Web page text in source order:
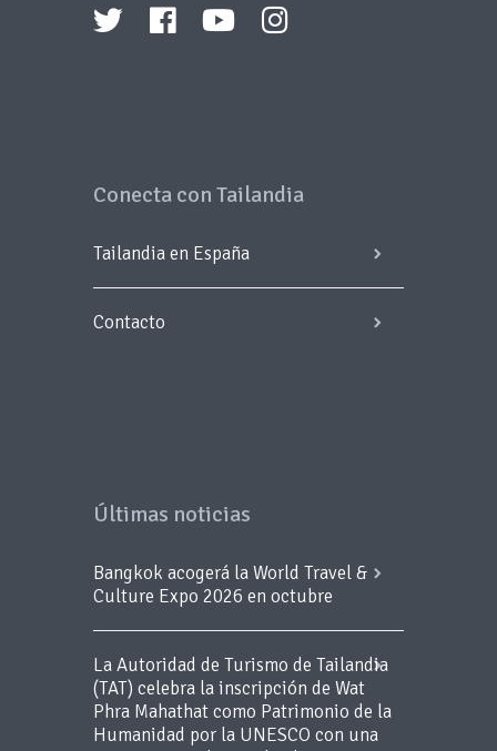
Conecta con Tailandia
Tailandia en España
Contacto
Últimas noticias
Bangkok acogerá la World Travel &
Culture Expo 2026 en octubre
La Autoridad de Turismo de Tailandia
(TAT) celebra la inscripción de Wat
Phra Mahathat como Patrimonio de la
Humanidad por la UNESCO con una